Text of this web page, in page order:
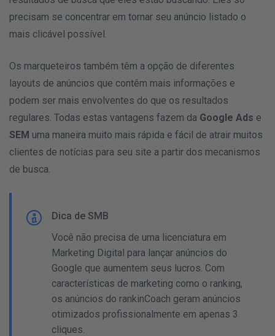
precisam se concentrar em tornar seu anúncio listado o
mais clicável possível.
Os marqueteiros também têm a opção de diferentes
layouts de anúncios que contêm mais informações e
podem ser mais envolventes do que os resultados
regulares. Todas estas vantagens fazem da Google Ads e
SEM uma maneira muito mais rápida e fácil de atrair muitos
clientes de notícias para seu site a partir dos mecanismos
de busca.
Dica de SMB
Você não precisa de uma licenciatura em
Marketing Digital para lançar anúncios do
Google que aumentem seus lucros. Com
características de marketing como o ranking,
os anúncios do rankinCoach geram anúncios
otimizados profissionalmente em apenas 3
cliques.